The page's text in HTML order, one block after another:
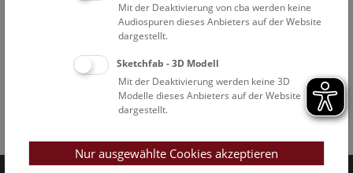
Mit der Deaktivierung von cba werden keine
Audiospuren dieses Anbieters auf der Website
dargestellt.
Sketchfab - 3D Modell
Mit der Deaktivierung werden keine 3D
Modelle dieses Anbieters auf der Website
dargestellt.
Nur ausgewählte Cookies akzeptieren